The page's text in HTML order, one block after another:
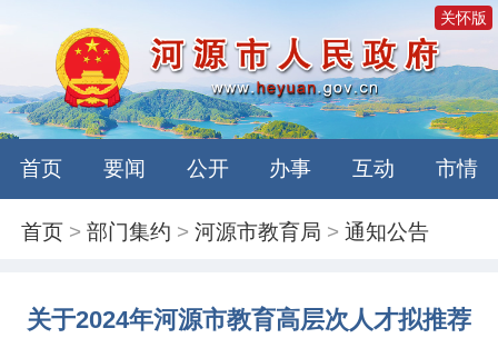
关怀版
首页 要闻 公开 办事 互动 市情
首页 >部门集约 >河源市教育局 >通知公告
关于2024年河源市教育高层次人才拟推荐